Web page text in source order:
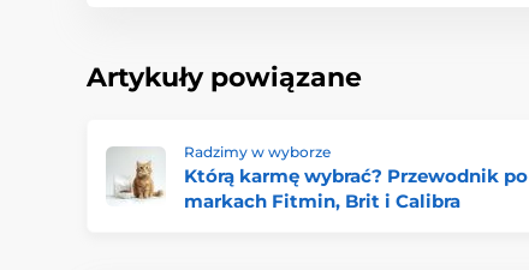
Artykuły powiązane
Radzimy w wyborze
Którą karmę wybrać? Przewodnik po
markach Fitmin, Brit i Calibra